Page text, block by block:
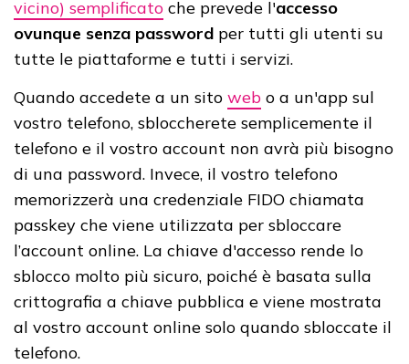
vicino) semplificato che prevede l'accesso
ovunque senza password per tutti gli utenti su
tutte le piattaforme e tutti i servizi.
Quando accedete a un sito web o a un'app sul
vostro telefono, sbloccherete semplicemente il
telefono e il vostro account non avrà più bisogno
di una password. Invece, il vostro telefono
memorizzerà una credenziale FIDO chiamata
passkey che viene utilizzata per sbloccare
l’account online. La chiave d'accesso rende lo
sblocco molto più sicuro, poiché è basata sulla
crittografia a chiave pubblica e viene mostrata
al vostro account online solo quando sbloccate il
telefono.